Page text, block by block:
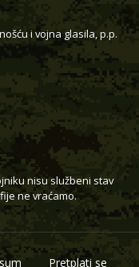
i vojna glasila, p.p.
nisu službeni stav
ne vraćamo.
Pretplati se